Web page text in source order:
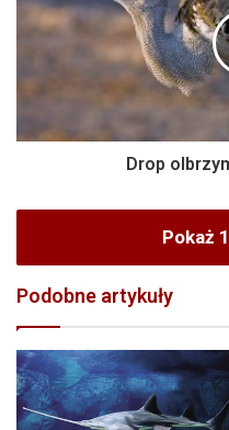
Drop
Pokaż
Podobne artykuły